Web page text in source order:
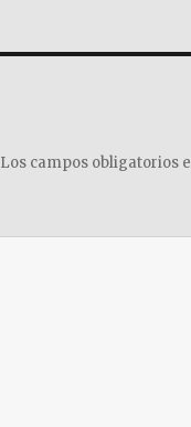
Los campos obligatorios